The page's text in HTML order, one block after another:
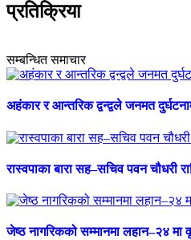
प्रतिक्रिया
सम्बन्धित समाचार
अहंकार र आन्तरिक द्वन्द्वले जनमत
रास्वपाका बारा सह–सचिव पवन चौधरी
जेष्ठ नागरिकको सम्मानमा लहान–२४ मा